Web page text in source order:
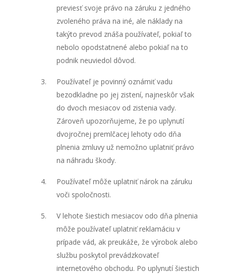
previesť svoje právo na záruku z jedného
zvoleného práva na iné, ale náklady na
takýto prevod znáša používateľ, pokiaľ to
nebolo opodstatnené alebo pokiaľ na to
podnik neuviedol dôvod.
Používateľ je povinný oznámiť vadu
bezodkladne po jej zistení, najneskôr však
do dvoch mesiacov od zistenia vady.
Zároveň upozorňujeme, že po uplynutí
dvojročnej premlčacej lehoty odo dňa
plnenia zmluvy už nemožno uplatniť právo
na náhradu škody.
Používateľ môže uplatniť nárok na záruku
voči spoločnosti.
V lehote šiestich mesiacov odo dňa plnenia
môže používateľ uplatniť reklamáciu v
prípade vád, ak preukáže, že výrobok alebo
službu poskytol prevádzkovateľ
internetového obchodu. Po uplynutí šiestich